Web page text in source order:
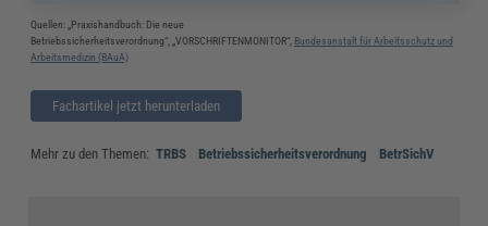
Quellen: „Praxishandbuch: Die neue
Betriebssicherheitsverordnung“, „VORSCHRIFTENMONITOR“, Bundesanstalt für Arbeitsschutz und
Arbeitsmedizin (BAuA)
Fachartikel jetzt herunterladen
Mehr zu den Themen: TRBS Betriebssicherheitsverordnung BetrSichV